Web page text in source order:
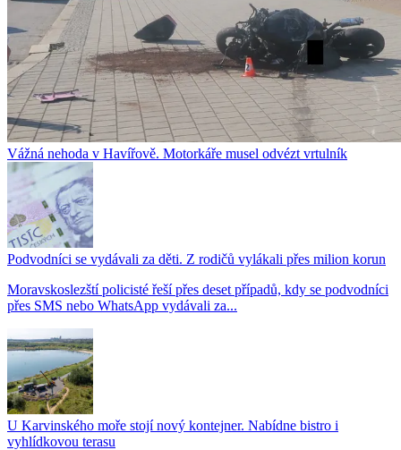
Vážná nehoda v Havířově. Motorkáře musel odvézt vrtulník
Podvodníci se vydávali za děti. Z rodičů vylákali přes milion korun
Moravskoslezští policisté řeší přes deset případů, kdy se podvodníci
přes SMS nebo WhatsApp vydávali za...
U Karvinského moře stojí nový kontejner. Nabídne bistro i
vyhlídkovou terasu